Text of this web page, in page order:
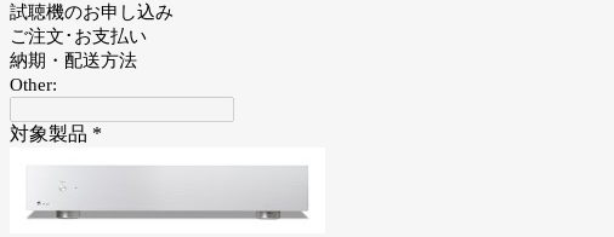
試聴機のお申し込み
ご注文･お支払い
納期・配送方法
Other:
対象製品 *